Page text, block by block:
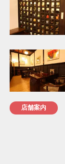
店舗案内